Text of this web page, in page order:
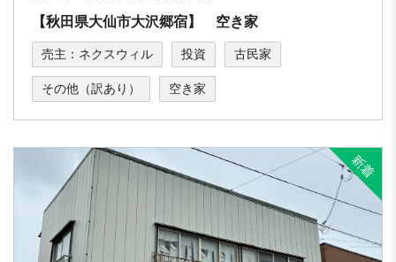
【秋田県大仙市大沢郷宿】 空き家
売主：ネクスウィル 投資 古民家
その他（訳あり） 空き家